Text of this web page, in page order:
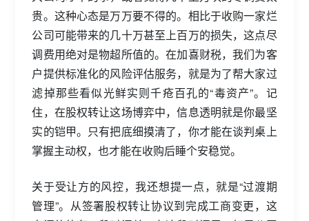
贵。这种心态是万万要不得的。相比于收购一家烂
公司可能带来的几十万甚至上百万的损失，这点尽
调费用绝对是物超所值的。在加喜财税，我们为客
户提供标准化的风险评估服务，就是为了帮大家过
滤掉那些看似光鲜实则千疮百孔的“毒资产”。记
住，在股权转让这场博弈中，信息透明就是你最坚
实的铠甲。只有把底细摸清了，你才能在谈判桌上
掌握主动权，也才能在收购后睡个安稳觉。
关于受让方的风控，我还想提一点，就是“过渡期
管理”。从签署股权转让协议到完成工商变更，这